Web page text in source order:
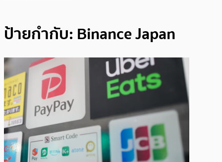
ป้ายกำกับ: Binance Japan